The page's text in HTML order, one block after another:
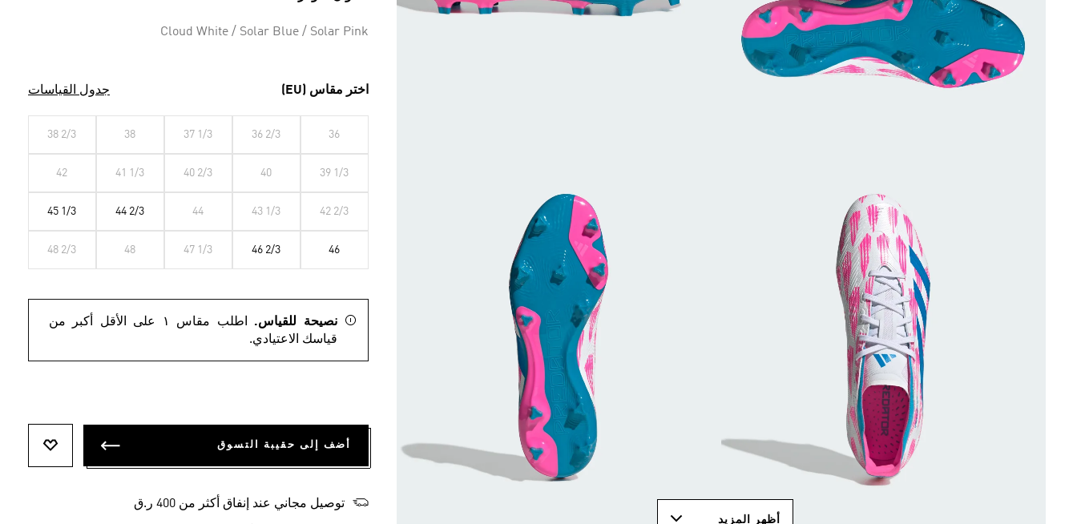
أظهر المزيد
Cloud White / Solar Blue / Solar Pink
اختر مقاس (EU) جدول القياسات
36
36 2/3
37 1/3
38
38 2/3
39 1/3
40
40 2/3
41 1/3
42
42 2/3
43 1/3
44
44 2/3
45 1/3
46
46 2/3
47 1/3
48
48 2/3
نصيحة للقياس.
اطلب مقاس ١ على الأقل أكبر من
قياسك الاعتيادي.
أضف إلى حقيبة التسوق
توصيل مجاني عند إنفاق أكثر من 400 ر.ق